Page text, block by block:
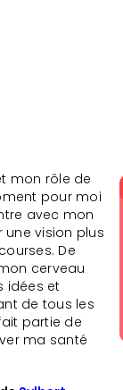
mon rôle de
pour moi
avec mon
une vision plus
De
cerveau
idées et
de tous les
partie de
ma santé